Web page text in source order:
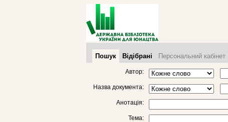
Пошук Відібрані Персональний кабінет
Автор:
Назва документа:
Анотація:
Тема: